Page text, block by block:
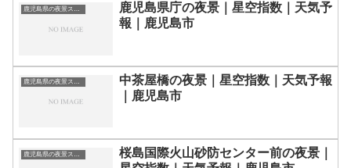
鹿児島県の夜景スポット一覧
鹿児島県庁の夜景｜星空指数｜天気予
報｜鹿児島市
鹿児島県の夜景スポット一覧
中茶屋橋の夜景｜星空指数｜天気予報
｜鹿児島市
桜島国際火山砂防センター前の夜景｜